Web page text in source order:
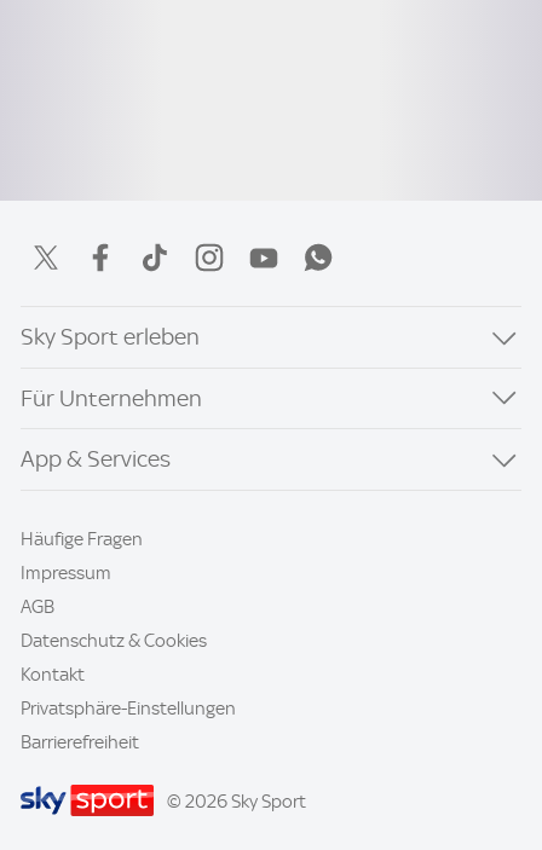
Sky Sport erleben
Für Unternehmen
App & Services
Häufige Fragen
Impressum
AGB
Datenschutz & Cookies
Kontakt
Privatsphäre-Einstellungen
Barrierefreiheit
© 2026 Sky Sport